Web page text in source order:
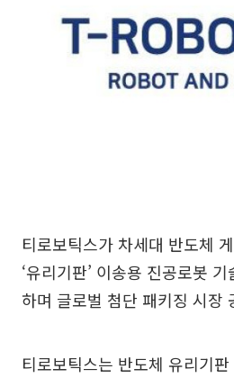
티로보틱스가 차세대 반도체
‘유리기판’ 이송용 진공로봇
하며 글로벌 첨단 패키징 시장
티로보틱스는 반도체 유리기